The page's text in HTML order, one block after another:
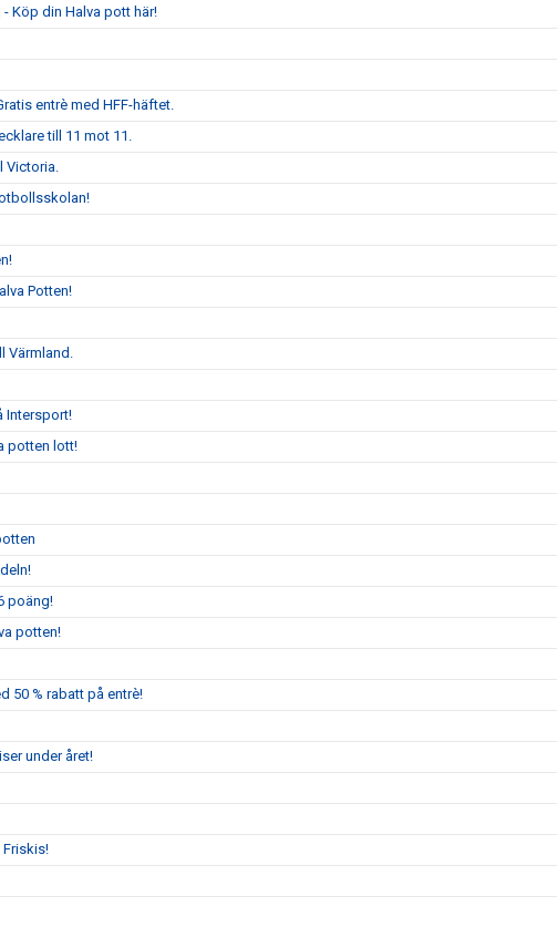
Köp din Halva pott här!
entrè med HFF-häftet.
till 11 mot 11.
Victoria.
Potten!
Värmland.
Intersport!
potten lott!
poäng!
potten!
50 % rabatt på entrè!
under året!
Friskis!